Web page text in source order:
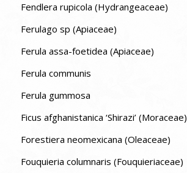
Fendlera rupicola (Hydrangeaceae)
Ferulago sp (Apiaceae)
Ferula assa-foetidea (Apiaceae)
Ferula communis
Ferula gummosa
Ficus afghanistanica ‘Shirazi’ (Moraceae)
Forestiera neomexicana (Oleaceae)
Fouquieria columnaris (Fouquieriaceae)